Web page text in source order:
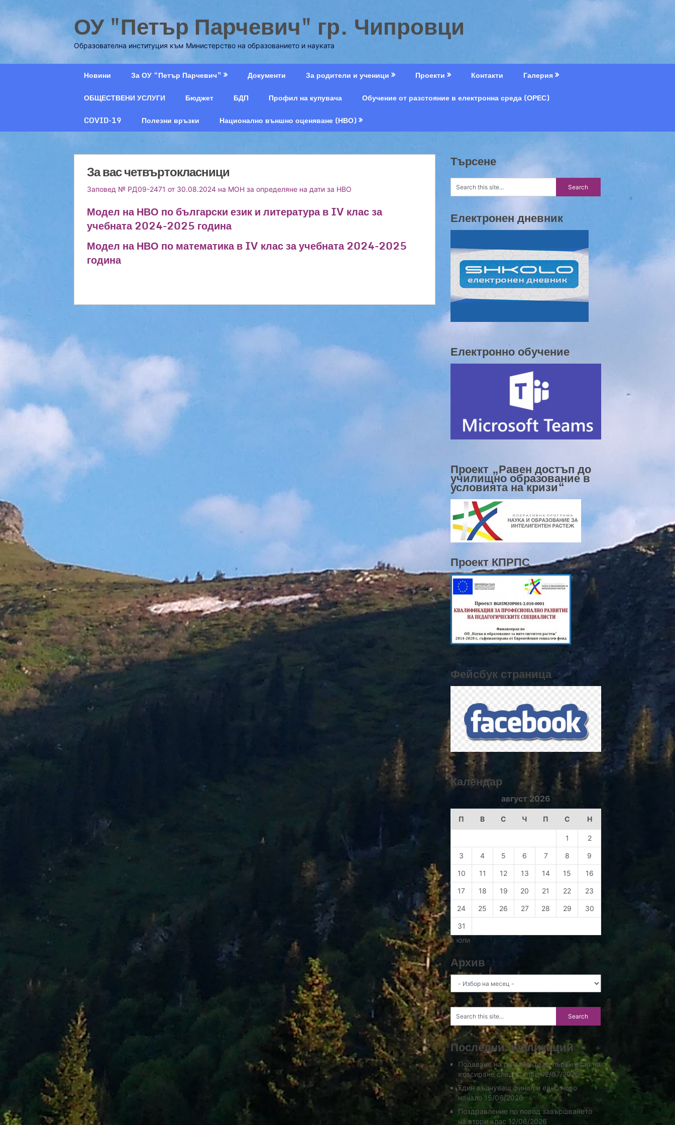
ОУ "Петър Парчевич" гр. Чипровци
Образователна институция към Министерство на образованието и науката
Новини За ОУ “Петър Парчевич” Документи За родители и ученици Проекти Контакти
Галерия
ОБЩЕСТВЕНИ УСЛУГИ
Бюджет БДП Профил на купувача
Обучение от разстояние в електронна среда (ОРЕС)
COVID-19
Полезни връзки Национално външно оценяване (НВО)
За вас четвъртокласници
Заповед № РД09-2471 от 30.08.2024 на МОН за определяне на дати за НВО
Модел на НВО по български език и литература в IV клас за
учебната 2024-2025 година
Модел на НВО по математика в IV клас за учебната 2024-2025
година
Търсене
Електронен дневник
Електронно обучение
Проект „Равен достъп до
училищно образование в
условията на кризи“
Проект КПРПС
Фейсбук страница
Календар
август 2026
П В С Ч П С Н
1 2
3 4 5 6 7 8 9
10 11 12 13 14 15 16
17 18 19 20 21 22 23
24 25 26 27 28 29 30
31
« юли
Архив
Архив
Последни публикации
Подаване на документи за първи етап на
класиране след 7. клас 02/07/2026
Един вълнуващ финал и едно ново
начало 15/06/2026
Поздравление по повод завършването
на втори клас 12/06/2026